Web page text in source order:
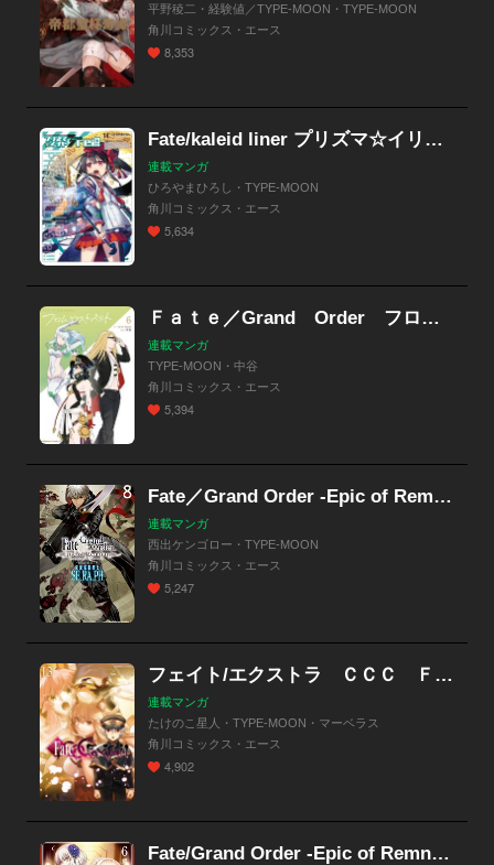
平野稜二・経験値／TYPE-MOON・TYPE-MOON
角川コミックス・エース
8,353
Fate/kaleid liner プリズマ☆イリヤ ドライ!!
連載マンガ
ひろやまひろし・TYPE-MOON
角川コミックス・エース
5,634
Ｆａｔｅ／Grand Order フロムロストベルト
連載マンガ
TYPE-MOON・中谷
角川コミックス・エース
5,394
Fate／Grand Order ‐Epic of Remnant- 亜種特異点EX 深海電脳楽土 SE．RA．PH
連載マンガ
西出ケンゴロー・TYPE-MOON
角川コミックス・エース
5,247
フェイト/エクストラ ＣＣＣ ＦｏｘＴａｉｌ
連載マンガ
たけのこ星人・TYPE-MOON・マーベラス
角川コミックス・エース
4,902
Fate/Grand Order -Epic of Remnant- 亜種特異点Ｉ 悪性隔絶魔境 新宿 新宿幻霊事件